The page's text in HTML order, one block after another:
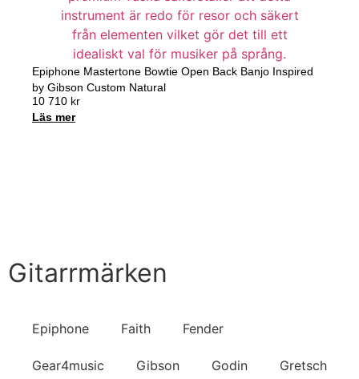
Epiphone Mastertone Bowtie Open Back Banjo Inspired
by Gibson Custom Natural
10 710 kr
Läs mer
Gitarrmärken
Epiphone Faith Fender
Gear4music Gibson Godin Gretsch